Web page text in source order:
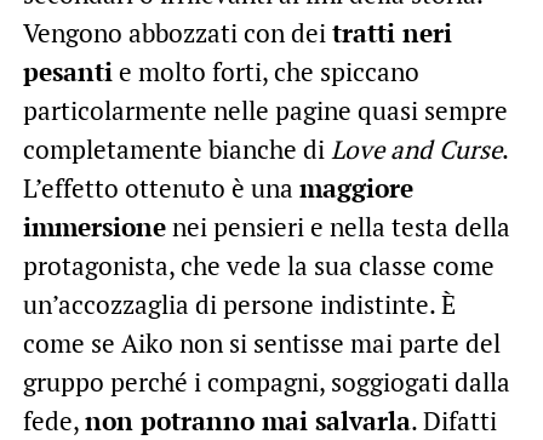
Vengono abbozzati con deitratti neri
pesantie molto forti, che spiccano
particolarmente nelle pagine quasi sempre
completamente bianche diLove and Curse.
L’effetto ottenuto è una maggiore
immersionenei pensieri e nella testa della
protagonista, che vede la sua classe come
un’accozzaglia di persone indistinte. È
come se Aiko non si sentisse mai parte del
gruppo perché i compagni, soggiogati dalla
fede,non potranno mai salvarla. Difatti